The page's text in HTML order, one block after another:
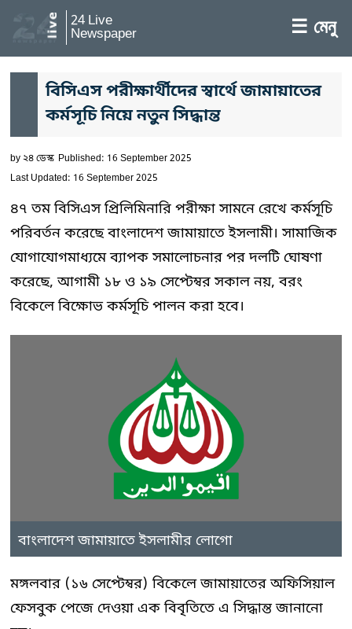
24 Live
Newspaper ☰ মেনু
বিসিএস পরীক্ষার্থীদের স্বার্থে জামায়াতের
কর্মসূচি নিয়ে নতুন সিদ্ধান্ত
by২৪ ডেস্ক Published: 16 September 2025
Last Updated: 16 September 2025
৪৭ তম বিসিএস প্রিলিমিনারি পরীক্ষা সামনে রেখে কর্মসূচি
পরিবর্তন করেছে বাংলাদেশ জামায়াতে ইসলামী। সামাজিক
যোগাযোগমাধ্যমে ব্যাপক সমালোচনার পর দলটি ঘোষণা
করেছে, আগামী ১৮ ও ১৯ সেপ্টেম্বর সকাল নয়, বরং
বিকেলে বিক্ষোভ কর্মসূচি পালন করা হবে।
বাংলাদেশ জামায়াতে ইসলামীর লোগো
মঙ্গলবার (১৬ সেপ্টেম্বর) বিকেলে জামায়াতের অফিসিয়াল
ফেসবুক পেজে দেওয়া এক বিবৃতিতে এ সিদ্ধান্ত জানানো